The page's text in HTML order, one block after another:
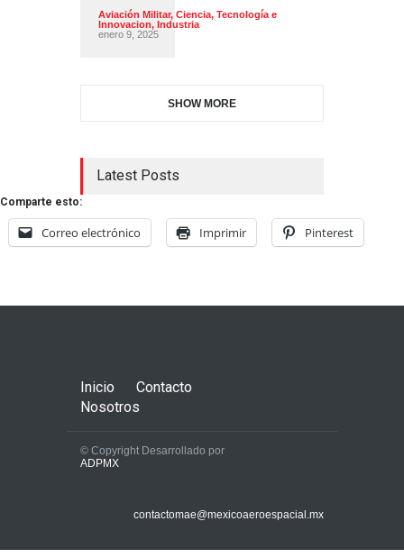
Aviación Militar, Ciencia, Tecnología e
Innovacion, Industria
enero 9, 2025
SHOW MORE
Latest Posts
Comparte esto:
Correo electrónico Imprimir Pinterest
Inicio
Contacto
Nosotros
© Copyright Desarrollado por
ADPMX
contactomae@mexicoaeroespacial.mx